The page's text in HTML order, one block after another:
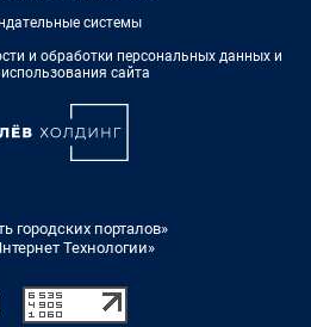
системы
и обработки персональных данных и
сайта
городских порталов»
Технологии»